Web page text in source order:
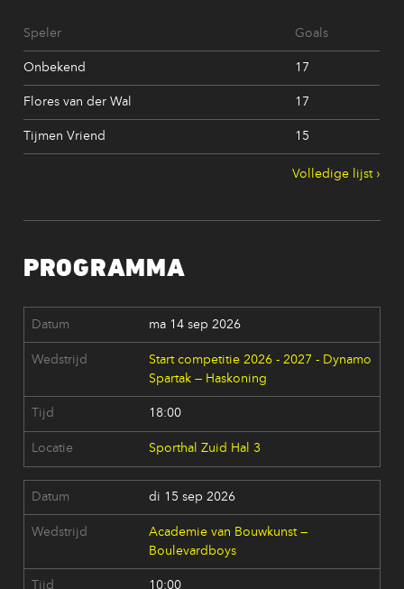
Speler Goals
Onbekend 17
Flores van der Wal 17
Tijmen Vriend 15
Volledige lijst
PROGRAMMA
ma 14 sep 2026
Start competitie 2026 - 2027 - Dynamo
Spartak — Haskoning
18:00
Sporthal Zuid Hal 3
di 15 sep 2026
Academie van Bouwkunst —
Boulevardboys
10:00